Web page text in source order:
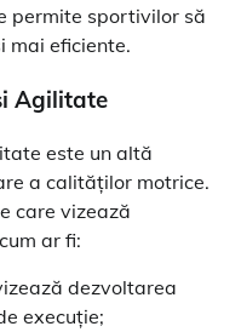
permite sportivilor să
mai eficiente.
Agilitate
este un altă
a calităților motrice.
care vizează
ar fi:
dezvoltarea
execuție;